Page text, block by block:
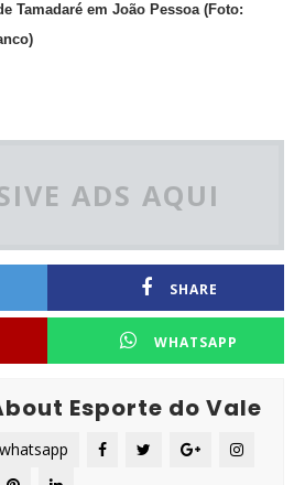
Tamadaré em João Pessoa (Foto:
ADS AQUI
SHARE
WHATSAPP
Esporte do Vale
whatsapp